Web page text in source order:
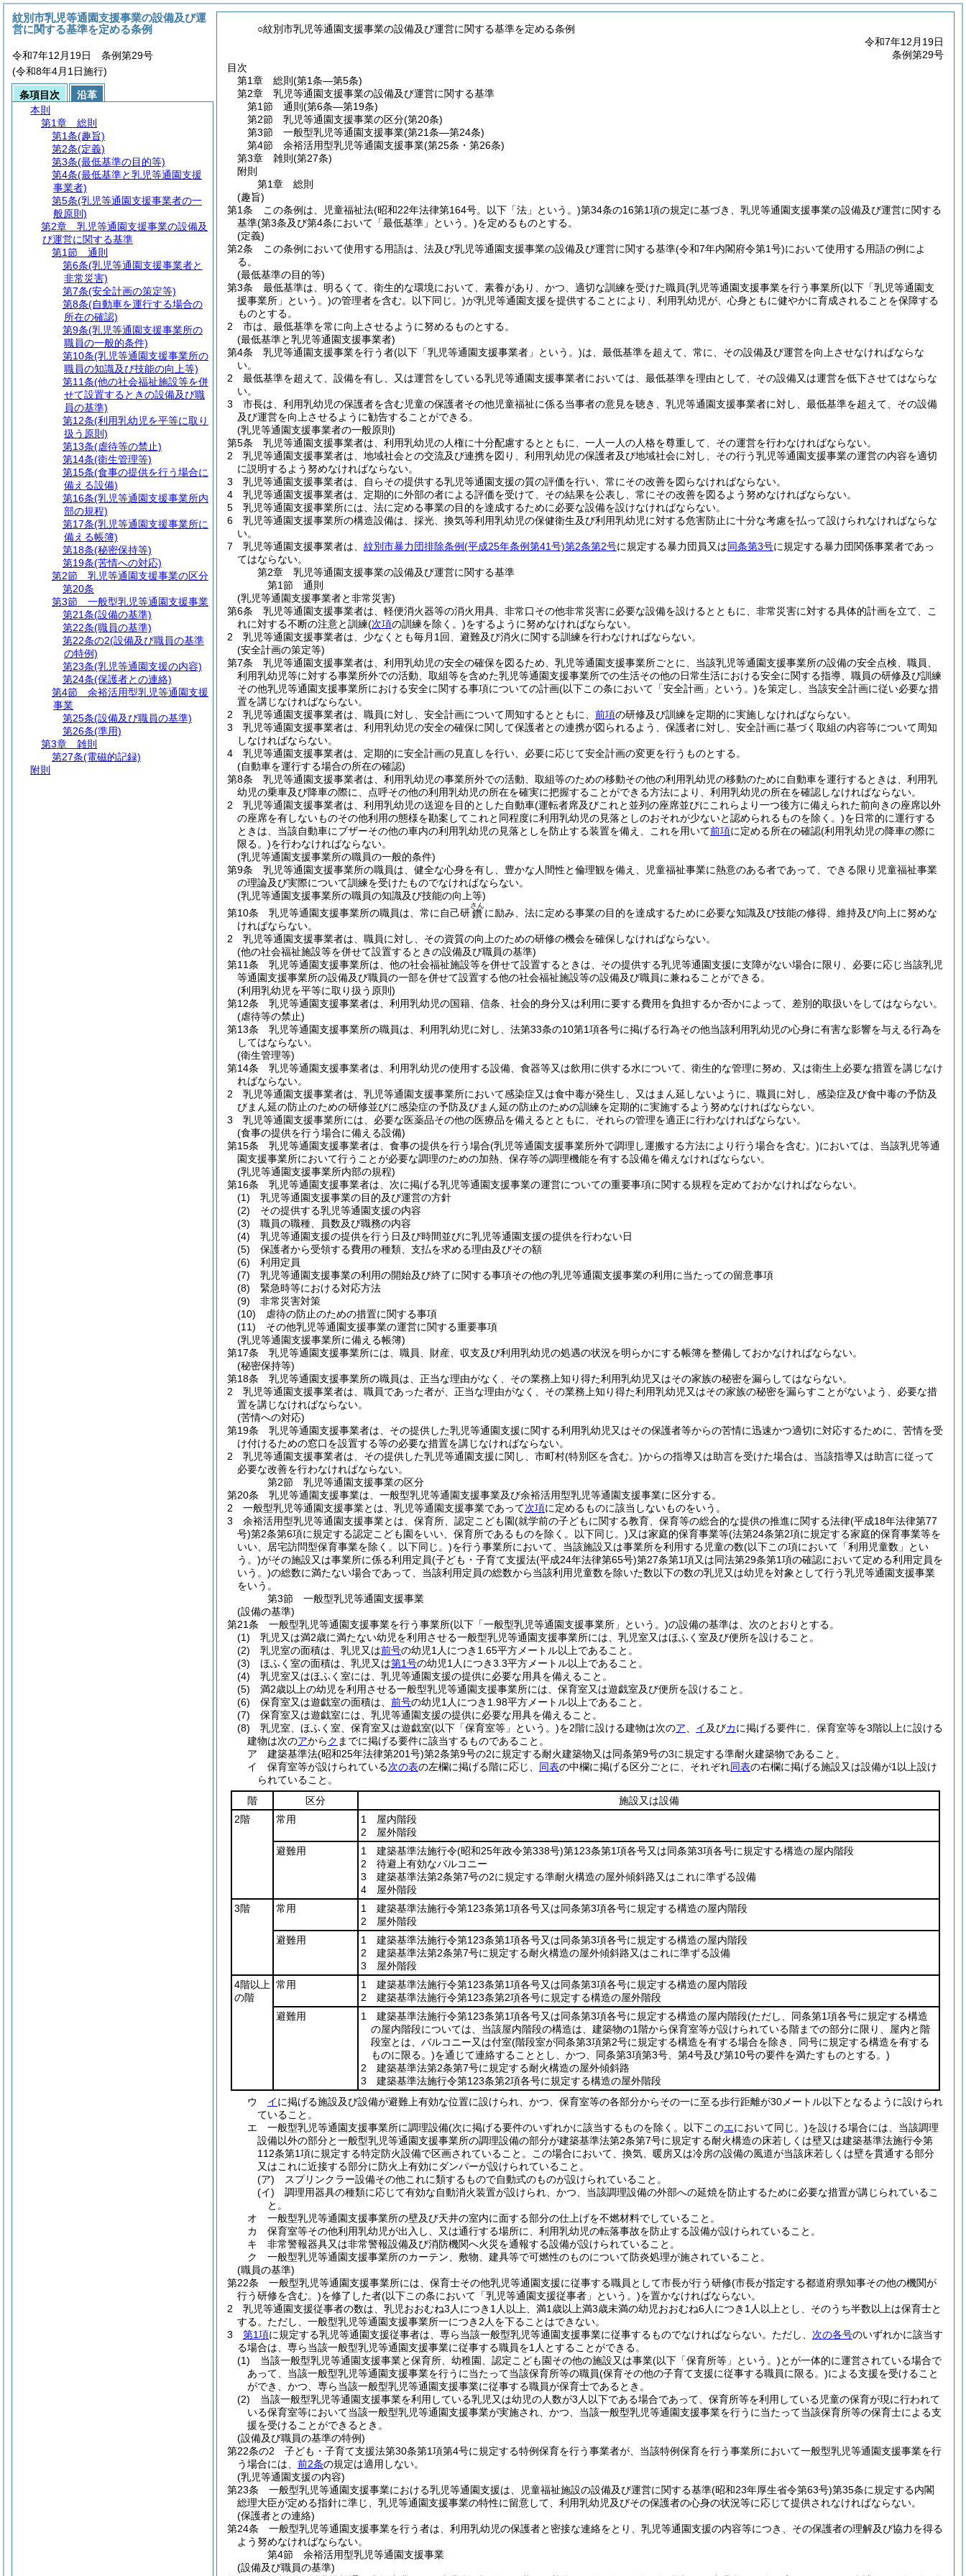
○紋別市乳児等通園支援事業の設備及び運営に関する基準を定める条例
令和7年12月19日
条例第29号
目次
第1章
総則 (第1条―第5条)
第2章
乳児等通園支援事業の設備及び運営に関する基準
第1節
通則 (第6条―第19条)
第2節
乳児等通園支援事業の区分(第20条)
第3節
一般型乳児等通園支援事業(第21条―第24条)
第4節
余裕活用型乳児等通園支援事業(第25条・第26条)
第3章
雑則 (第27条)
附則
第1章
総則
(趣旨)
第1条
この条例は、児童福祉法(昭和22年法律第164号。以下「法」という。)第34条の16第1項の規定に基づき、乳児等通園支援事業の設備及び運営に関する
基準(第3条及び第4条において「最低基準」という。)を定めるものとする。
(定義)
第2条
この条例において使用する用語は、法及び乳児等通園支援事業の設備及び運営に関する基準(令和7年内閣府令第1号)において使用する用語の例によ
る。
(最低基準の目的等)
第3条
最低基準は、明るくて、衛生的な環境において、素養があり、かつ、適切な訓練を受けた職員(乳児等通園支援事業を行う事業所(以下「乳児等通園支
援事業所」という。)の管理者を含む。以下同じ。)が乳児等通園支援を提供することにより、利用乳幼児が、心身ともに健やかに育成されることを保障する
ものとする。
2
市は、最低基準を常に向上させるように努めるものとする。
(最低基準と乳児等通園支援事業者)
第4条
乳児等通園支援事業を行う者(以下「乳児等通園支援事業者」という。)は、最低基準を超えて、常に、その設備及び運営を向上させなければならな
い。
2
最低基準を超えて、設備を有し、又は運営をしている乳児等通園支援事業者においては、最低基準を理由として、その設備又は運営を低下させてはならな
い。
3
市長は、利用乳幼児の保護者を含む児童の保護者その他児童福祉に係る当事者の意見を聴き、乳児等通園支援事業者に対し、最低基準を超えて、その設備
及び運営を向上させるように勧告することができる。
(乳児等通園支援事業者の一般原則)
第5条
乳児等通園支援事業者は、利用乳幼児の人権に十分配慮するとともに、一人一人の人格を尊重して、その運営を行わなければならない。
2
乳児等通園支援事業者は、地域社会との交流及び連携を図り、利用乳幼児の保護者及び地域社会に対し、その行う乳児等通園支援事業の運営の内容を適切
に説明するよう努めなければならない。
3
乳児等通園支援事業者は、自らその提供する乳児等通園支援の質の評価を行い、常にその改善を図らなければならない。
4
乳児等通園支援事業者は、定期的に外部の者による評価を受けて、その結果を公表し、常にその改善を図るよう努めなければならない。
5
乳児等通園支援事業所には、法に定める事業の目的を達成するために必要な設備を設けなければならない。
6
乳児等通園支援事業所の構造設備は、採光、換気等利用乳幼児の保健衛生及び利用乳幼児に対する危害防止に十分な考慮を払って設けられなければならな
い。
7
乳児等通園支援事業者は、 紋別市暴力団排除条例(平成25年条例第41号)第2条第2号に規定する暴力団員又は同条第3号に規定する暴力団関係事業者であっ
てはならない。
第2章
乳児等通園支援事業の設備及び運営に関する基準
第1節
通則
(乳児等通園支援事業者と非常災害)
第6条
乳児等通園支援事業者は、軽便消火器等の消火用具、非常口その他非常災害に必要な設備を設けるとともに、非常災害に対する具体的計画を立て、こ
れに対する不断の注意と訓練(次項の訓練を除く。)をするように努めなければならない。
2
乳児等通園支援事業者は、少なくとも毎月1回、避難及び消火に関する訓練を行わなければならない。
(安全計画の策定等)
第7条
乳児等通園支援事業者は、利用乳幼児の安全の確保を図るため、乳児等通園支援事業所ごとに、当該乳児等通園支援事業所の設備の安全点検、職員、
利用乳幼児等に対する事業所外での活動、取組等を含めた乳児等通園支援事業所での生活その他の日常生活における安全に関する指導、職員の研修及び訓練
その他乳児等通園支援事業所における安全に関する事項についての計画(以下この条において「安全計画」という。)を策定し、当該安全計画に従い必要な措
置を講じなければならない。
2
乳児等通園支援事業者は、職員に対し、安全計画について周知するとともに、 前項の研修及び訓練を定期的に実施しなければならない。
3
乳児等通園支援事業者は、利用乳幼児の安全の確保に関して保護者との連携が図られるよう、保護者に対し、安全計画に基づく取組の内容等について周知
しなければならない。
4
乳児等通園支援事業者は、定期的に安全計画の見直しを行い、必要に応じて安全計画の変更を行うものとする。
(自動車を運行する場合の所在の確認)
第8条
乳児等通園支援事業者は、利用乳幼児の事業所外での活動、取組等のための移動その他の利用乳幼児の移動のために自動車を運行するときは、利用乳
幼児の乗車及び降車の際に、点呼その他の利用乳幼児の所在を確実に把握することができる方法により、利用乳幼児の所在を確認しなければならない。
2
乳児等通園支援事業者は、利用乳幼児の送迎を目的とした自動車(運転者席及びこれと並列の座席並びにこれらより一つ後方に備えられた前向きの座席以外
の座席を有しないものその他利用の態様を勘案してこれと同程度に利用乳幼児の見落としのおそれが少ないと認められるものを除く。)を日常的に運行する
ときは、当該自動車にブザーその他の車内の利用乳幼児の見落としを防止する装置を備え、これを用いて前項に定める所在の確認(利用乳幼児の降車の際に
限る。)を行わなければならない。
(乳児等通園支援事業所の職員の一般的条件)
第9条
乳児等通園支援事業所の職員は、健全な心身を有し、豊かな人間性と倫理観を備え、児童福祉事業に熱意のある者であって、できる限り児童福祉事業
の理論及び実際について訓練を受けたものでなければならない。
(乳児等通園支援事業所の職員の知識及び技能の向上等)
第10条
乳児等通園支援事業所の職員は、常に自己研鑽
さん
に励み、法に定める事業の目的を達成するために必要な知識及び技能の修得、維持及び向上に努めな
ければならない。
2
乳児等通園支援事業者は、職員に対し、その資質の向上のための研修の機会を確保しなければならない。
(他の社会福祉施設等を併せて設置するときの設備及び職員の基準)
第11条
乳児等通園支援事業所は、他の社会福祉施設等を併せて設置するときは、その提供する乳児等通園支援に支障がない場合に限り、必要に応じ当該乳児
等通園支援事業所の設備及び職員の一部を併せて設置する他の社会福祉施設等の設備及び職員に兼ねることができる。
(利用乳幼児を平等に取り扱う原則)
第12条
乳児等通園支援事業者は、利用乳幼児の国籍、信条、社会的身分又は利用に要する費用を負担するか否かによって、差別的取扱いをしてはならない。
(虐待等の禁止)
第13条
乳児等通園支援事業所の職員は、利用乳幼児に対し、法第33条の10第1項各号に掲げる行為その他当該利用乳幼児の心身に有害な影響を与える行為を
してはならない。
(衛生管理等)
第14条
乳児等通園支援事業者は、利用乳幼児の使用する設備、食器等又は飲用に供する水について、衛生的な管理に努め、又は衛生上必要な措置を講じなけ
ればならない。
2
乳児等通園支援事業者は、乳児等通園支援事業所において感染症又は食中毒が発生し、又はまん延しないように、職員に対し、感染症及び食中毒の予防及
びまん延の防止のための研修並びに感染症の予防及びまん延の防止のための訓練を定期的に実施するよう努めなければならない。
3
乳児等通園支援事業所には、必要な医薬品その他の医療品を備えるとともに、それらの管理を適正に行わなければならない。
(食事の提供を行う場合に備える設備)
第15条
乳児等通園支援事業者は、食事の提供を行う場合(乳児等通園支援事業所外で調理し運搬する方法により行う場合を含む。)においては、当該乳児等通
園支援事業所において行うことが必要な調理のための加熱、保存等の調理機能を有する設備を備えなければならない。
(乳児等通園支援事業所内部の規程)
第16条
乳児等通園支援事業者は、次に掲げる乳児等通園支援事業の運営についての重要事項に関する規程を定めておかなければならない。
(1)
乳児等通園支援事業の目的及び運営の方針
(2)
その提供する乳児等通園支援の内容
(3)
職員の職種、員数及び職務の内容
(4)
乳児等通園支援の提供を行う日及び時間並びに乳児等通園支援の提供を行わない日
(5)
保護者から受領する費用の種類、支払を求める理由及びその額
(6)
利用定員
(7)
乳児等通園支援事業の利用の開始及び終了に関する事項その他の乳児等通園支援事業の利用に当たっての留意事項
(8)
緊急時等における対応方法
(9)
非常災害対策
(10)
虐待の防止のための措置に関する事項
(11)
その他乳児等通園支援事業の運営に関する重要事項
(乳児等通園支援事業所に備える帳簿)
第17条
乳児等通園支援事業所には、職員、財産、収支及び利用乳幼児の処遇の状況を明らかにする帳簿を整備しておかなければならない。
(秘密保持等)
第18条
乳児等通園支援事業所の職員は、正当な理由がなく、その業務上知り得た利用乳幼児又はその家族の秘密を漏らしてはならない。
2
乳児等通園支援事業者は、職員であった者が、正当な理由がなく、その業務上知り得た利用乳幼児又はその家族の秘密を漏らすことがないよう、必要な措
置を講じなければならない。
(苦情への対応)
第19条
乳児等通園支援事業者は、その提供した乳児等通園支援に関する利用乳幼児又はその保護者等からの苦情に迅速かつ適切に対応するために、苦情を受
け付けるための窓口を設置する等の必要な措置を講じなければならない。
2
乳児等通園支援事業者は、その提供した乳児等通園支援に関し、市町村(特別区を含む。)からの指導又は助言を受けた場合は、当該指導又は助言に従って
必要な改善を行わなければならない。
第2節
乳児等通園支援事業の区分
第20条
乳児等通園支援事業は、一般型乳児等通園支援事業及び余裕活用型乳児等通園支援事業に区分する。
2
一般型乳児等通園支援事業とは、乳児等通園支援事業であって次項に定めるものに該当しないものをいう。
3
余裕活用型乳児等通園支援事業とは、保育所、認定こども園(就学前の子どもに関する教育、保育等の総合的な提供の推進に関する法律(平成18年法律第77
号)第2条第6項に規定する認定こども園をいい、保育所であるものを除く。以下同じ。)又は家庭的保育事業等(法第24条第2項に規定する家庭的保育事業等を
いい、居宅訪問型保育事業を除く。以下同じ。)を行う事業所において、当該施設又は事業所を利用する児童の数(以下この項において「利用児童数」とい
う。)がその施設又は事業所に係る利用定員(子ども・子育て支援法(平成24年法律第65号)第27条第1項又は同法第29条第1項の確認において定める利用定員を
いう。)の総数に満たない場合であって、当該利用定員の総数から当該利用児童数を除いた数以下の数の乳児又は幼児を対象として行う乳児等通園支援事業
をいう。
第3節
一般型乳児等通園支援事業
(設備の基準)
第21条
一般型乳児等通園支援事業を行う事業所(以下「一般型乳児等通園支援事業所」という。)の設備の基準は、次のとおりとする。
(1)
乳児又は満2歳に満たない幼児を利用させる一般型乳児等通園支援事業所には、乳児室又はほふく室及び便所を設けること。
(2)
乳児室の面積は、乳児又は前号の幼児1人につき1.65平方メートル以上であること。
(3)
ほふく室の面積は、乳児又は第1号の幼児1人につき3.3平方メートル以上であること。
(4)
乳児室又はほふく室には、乳児等通園支援の提供に必要な用具を備えること。
(5)
満2歳以上の幼児を利用させる一般型乳児等通園支援事業所には、保育室又は遊戯室及び便所を設けること。
(6)
保育室又は遊戯室の面積は、 前号の幼児1人につき1.98平方メートル以上であること。
(7)
保育室又は遊戯室には、乳児等通園支援の提供に必要な用具を備えること。
(8)
乳児室、ほふく室、保育室又は遊戯室(以下「保育室等」という。)を2階に設ける建物は次のア イ及びカに掲げる要件に、保育室等を3階以上に設ける
建物は次のアからク までに掲げる要件に該当するものであること。
ア
建築基準法(昭和25年法律第201号)第2条第9号の2に規定する耐火建築物又は同条第9号の3に規定する準耐火建築物であること。
イ
保育室等が設けられている次の表の左欄に掲げる階に応じ、 同表の中欄に掲げる区分ごとに、それぞれ同表の右欄に掲げる施設又は設備が1以上設け
られていること。
階
区分
施設又は設備
2階
常用
1 屋内階段
2 屋外階段
避難用
1 建築基準法施行令(昭和25年政令第338号)第123条第1項各号又は同条第3項各号に規定する構造の屋内階段
2 待避上有効なバルコニー
3 建築基準法第2条第7号の2に規定する準耐火構造の屋外傾斜路又はこれに準ずる設備
4 屋外階段
3階
常用
1 建築基準法施行令第123条第1項各号又は同条第3項各号に規定する構造の屋内階段
2 屋外階段
避難用
1 建築基準法施行令第123条第1項各号又は同条第3項各号に規定する構造の屋内階段
2 建築基準法第2条第7号に規定する耐火構造の屋外傾斜路又はこれに準ずる設備
3 屋外階段
4階以上
の階
常用
1 建築基準法施行令第123条第1項各号又は同条第3項各号に規定する構造の屋内階段
2 建築基準法施行令第123条第2項各号に規定する構造の屋外階段
避難用
1 建築基準法施行令第123条第1項各号又は同条第3項各号に規定する構造の屋内階段(ただし、同条第1項各号に規定する構造
の屋内階段については、当該屋内階段の構造は、建築物の1階から保育室等が設けられている階までの部分に限り、屋内と階
段室とは、バルコニー又は付室(階段室が同条第3項第2号に規定する構造を有する場合を除き、同号に規定する構造を有する
ものに限る。)を通じて連絡することとし、かつ、同条第3項第3号、第4号及び第10号の要件を満たすものとする。)
2 建築基準法第2条第7号に規定する耐火構造の屋外傾斜路
3 建築基準法施行令第123条第2項各号に規定する構造の屋外階段
ウ
イに掲げる施設及び設備が避難上有効な位置に設けられ、かつ、保育室等の各部分からその一に至る歩行距離が30メートル以下となるように設けられ
ていること。
エ
一般型乳児等通園支援事業所に調理設備(次に掲げる要件のいずれかに該当するものを除く。以下このエにおいて同じ。)を設ける場合には、当該調理
設備以外の部分と一般型乳児等通園支援事業所の調理設備の部分が建築基準法第2条第7号に規定する耐火構造の床若しくは壁又は建築基準法施行令第
112条第1項に規定する特定防火設備で区画されていること。
この場合において、換気、暖房又は冷房の設備の風道が当該床若しくは壁を貫通する部分
又はこれに近接する部分に防火上有効にダンパーが設けられていること。
(ア)
スプリンクラー設備その他これに類するもので自動式のものが設けられていること。
(イ)
調理用器具の種類に応じて有効な自動消火装置が設けられ、かつ、当該調理設備の外部への延焼を防止するために必要な措置が講じられているこ
と。
オ
一般型乳児等通園支援事業所の壁及び天井の室内に面する部分の仕上げを不燃材料でしていること。
カ
保育室等その他利用乳幼児が出入し、又は通行する場所に、利用乳幼児の転落事故を防止する設備が設けられていること。
キ
非常警報器具又は非常警報設備及び消防機関へ火災を通報する設備が設けられていること。
ク
一般型乳児等通園支援事業所のカーテン、敷物、建具等で可燃性のものについて防炎処理が施されていること。
(職員の基準)
第22条
一般型乳児等通園支援事業所には、保育士その他乳児等通園支援に従事する職員として市長が行う研修(市長が指定する都道府県知事その他の機関が
行う研修を含む。)を修了した者(以下この条において「乳児等通園支援従事者」という。)を置かなければならない。
2
乳児等通園支援従事者の数は、乳児おおむね3人につき1人以上、満1歳以上満3歳未満の幼児おおむね6人につき1人以上とし、そのうち半数以上は保育士と
する。 ただし、一般型乳児等通園支援事業所一につき2人を下ることはできない。
3
第1項に規定する乳児等通園支援従事者は、専ら当該一般型乳児等通園支援事業に従事するものでなければならない。 ただし、 次の各号のいずれかに該当す
る場合は、専ら当該一般型乳児等通園支援事業に従事する職員を1人とすることができる。
(1)
当該一般型乳児等通園支援事業と保育所、幼稚園、認定こども園その他の施設又は事業(以下「保育所等」という。)とが一体的に運営されている場合で
あって、当該一般型乳児等通園支援事業を行うに当たって当該保育所等の職員(保育その他の子育て支援に従事する職員に限る。)による支援を受けること
ができ、かつ、専ら当該一般型乳児等通園支援事業に従事する職員が保育士であるとき。
(2)
当該一般型乳児等通園支援事業を利用している乳児又は幼児の人数が3人以下である場合であって、保育所等を利用している児童の保育が現に行われて
いる保育室等において当該一般型乳児等通園支援事業が実施され、かつ、当該一般型乳児等通園支援事業を行うに当たって当該保育所等の保育士による支
援を受けることができるとき。
(設備及び職員の基準の特例)
第22条の2
子ども・子育て支援法第30条第1項第4号に規定する特例保育を行う事業者が、当該特例保育を行う事業所において一般型乳児等通園支援事業を行
う場合には、 前2条の規定は適用しない。
(乳児等通園支援の内容)
第23条
一般型乳児等通園支援事業における乳児等通園支援は、児童福祉施設の設備及び運営に関する基準(昭和23年厚生省令第63号)第35条に規定する内閣
総理大臣が定める指針に準じ、乳児等通園支援事業の特性に留意して、利用乳幼児及びその保護者の心身の状況等に応じて提供されなければならない。
(保護者との連絡)
第24条
一般型乳児等通園支援事業を行う者は、利用乳幼児の保護者と密接な連絡をとり、乳児等通園支援の内容等につき、その保護者の理解及び協力を得る
よう努めなければならない。
第4節
余裕活用型乳児等通園支援事業
(設備及び職員の基準)
紋別市乳児等通園支援事業の設備及び運
営に関する基準を定める条例
令和7年12月19日 条例第29号
(令和8年4月1日施行)
条項目次
沿革
本則
第1章
総則
第1条(趣旨)
第2条(定義)
第3条(最低基準の目的等)
第4条(最低基準と乳児等通園支援
事業者)
第5条(乳児等通園支援事業者の一
般原則)
第2章
乳児等通園支援事業の設備及
び運営に関する基準
第1節
通則
第6条(乳児等通園支援事業者と
非常災害)
第7条(安全計画の策定等)
第8条(自動車を運行する場合の
所在の確認)
第9条(乳児等通園支援事業所の
職員の一般的条件)
第10条(乳児等通園支援事業所の
職員の知識及び技能の向上等)
第11条(他の社会福祉施設等を併
せて設置するときの設備及び職
員の基準)
第12条(利用乳幼児を平等に取り
扱う原則)
第13条(虐待等の禁止)
第14条(衛生管理等)
第15条(食事の提供を行う場合に
備える設備)
第16条(乳児等通園支援事業所内
部の規程)
第17条(乳児等通園支援事業所に
備える帳簿)
第18条(秘密保持等)
第19条(苦情への対応)
第2節
乳児等通園支援事業の区分
第20条
第3節
一般型乳児等通園支援事業
第21条(設備の基準)
第22条(職員の基準)
第22条の2(設備及び職員の基準
の特例)
第23条(乳児等通園支援の内容)
第24条(保護者との連絡)
第4節
余裕活用型乳児等通園支援
事業
第25条(設備及び職員の基準)
第26条(準用)
第3章
雑則
第27条(電磁的記録)
附則